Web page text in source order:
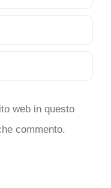
web in questo
commento.